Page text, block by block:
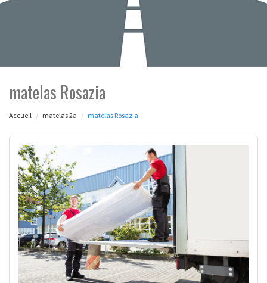
matelas Rosazia
Accueil matelas 2a matelas Rosazia